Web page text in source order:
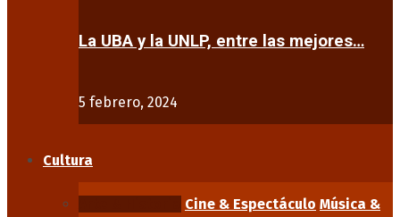
La UBA y la UNLP, entre las mejores…
5 febrero, 2024
Cultura
Cine & Espectáculo Música &